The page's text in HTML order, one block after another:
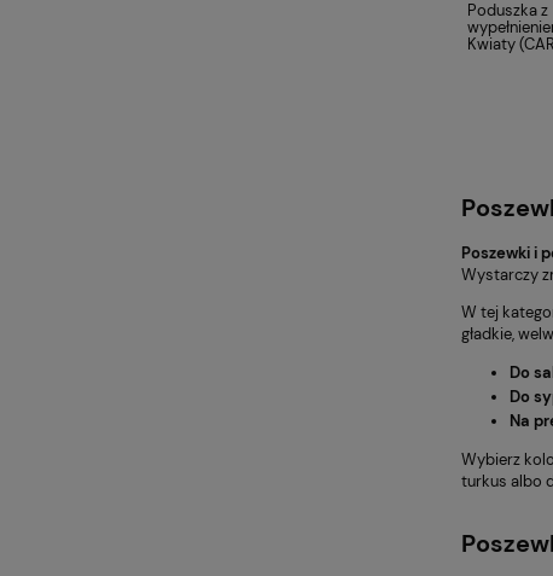
Poduszka z
Kwiaty
Poszewki i
Wystarczy
W tej
gładkie,
Do
Do
Na
Wybierz
turkus albo